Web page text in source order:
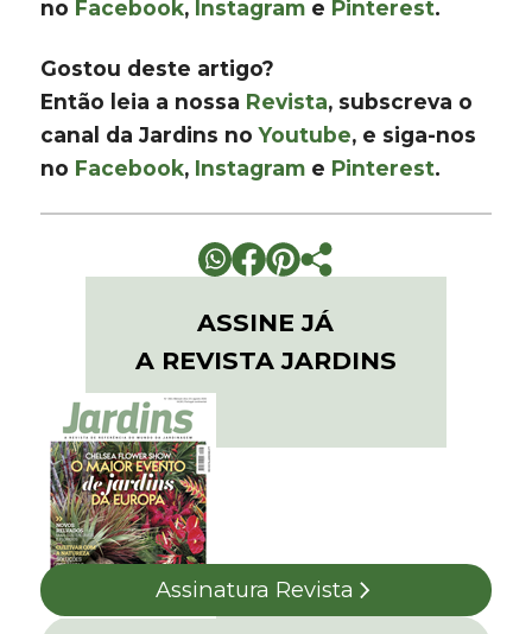
no Facebook, Instagram e Pinterest.
Gostou deste artigo?
Então leia a nossa Revista, subscreva o
canal da Jardins noYoutube, e siga-nos
no Facebook, Instagram e Pinterest.
ASSINE JÁ
A REVISTA JARDINS
Assinatura Revista